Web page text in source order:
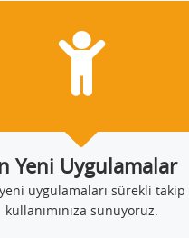
Yeni Uygulamalar
uygulamaları sürekli takip
kullanımınıza sunuyoruz.